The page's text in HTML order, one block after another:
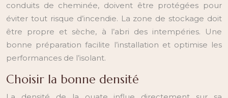
conduits de cheminée, doivent être protégées pour
éviter tout risque d’incendie. La zone de stockage doit
être propre et sèche, à l’abri des intempéries. Une
bonne préparation facilite l’installation et optimise les
performances de l’isolant.
Choisir la bonne densité